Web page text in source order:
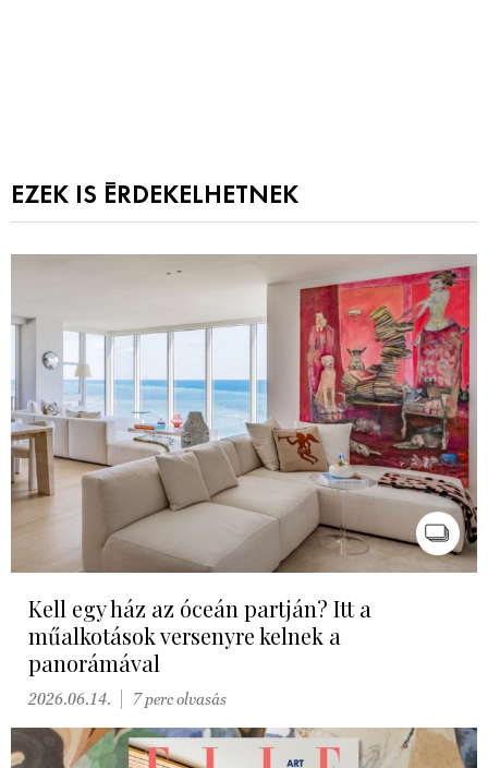
EZEK IS ÉRDEKELHETNEK
Kell egy ház az óceán partján? Itt a
műalkotások versenyre kelnek a
panorámával
2026.06.14. 7 perc olvasás